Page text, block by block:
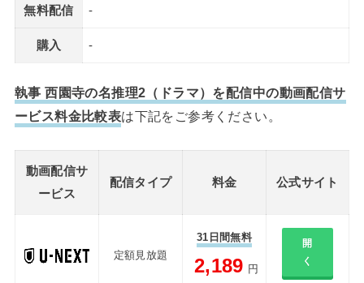
無料配信 -
購入 -
執事 西園寺の名推理2（ドラマ）を配信中の動画配信サ
ービス料金比較表は下記をご参考ください。
動画配信サ
ービス
配信タイプ 料金 公式サイト
定額見放題
31日間無料
2,189 円
開
く